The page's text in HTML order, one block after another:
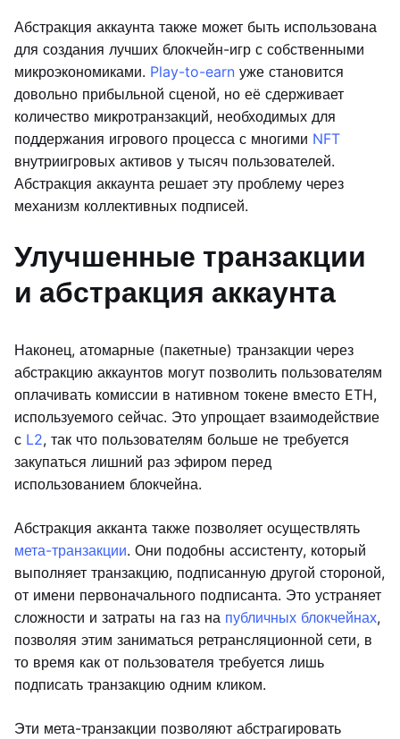
Абстракция аккаунта также может быть использована
для создания лучших блокчейн-игр с собственными
микроэкономиками. Play-to-earn уже становится
довольно прибыльной сценой, но её сдерживает
количество микротранзакций, необходимых для
поддержания игрового процесса с многими NFT
внутриигровых активов у тысяч пользователей.
Абстракция аккаунта решает эту проблему через
механизм коллективных подписей.
Улучшенные транзакции
и абстракция аккаунта
Наконец, атомарные (пакетные) транзакции через
абстракцию аккаунтов могут позволить пользователям
оплачивать комиссии в нативном токене вместо ETH,
используемого сейчас. Это упрощает взаимодействие
с L2, так что пользователям больше не требуется
закупаться лишний раз эфиром перед
использованием блокчейна.
Абстракция акканта также позволяет осуществлять
мета-транзакции. Они подобны ассистенту, который
выполняет транзакцию, подписанную другой стороной,
от имени первоначального подписанта. Это устраняет
сложности и затраты на газ на публичных блокчейнах,
позволяя этим заниматься ретрансляционной сети, в
то время как от пользователя требуется лишь
подписать транзакцию одним кликом.
Эти мета-транзакции позволяют абстрагировать